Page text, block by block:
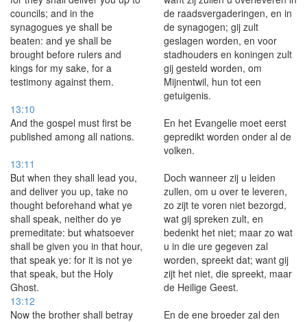
councils; and in the
synagogues ye shall be
beaten: and ye shall be
brought before rulers and
kings for my sake, for a
testimony against them.
de raadsvergaderingen, en in
de synagogen; gij zult
geslagen worden, en voor
stadhouders en koningen zult
gij gesteld worden, om
Mijnentwil, hun tot een
getuigenis.
13:10
And the gospel must first be
published among all nations.
En het Evangelie moet eerst
gepredikt worden onder al de
volken.
13:11
But when they shall lead you,
and deliver you up, take no
thought beforehand what ye
shall speak, neither do ye
premeditate: but whatsoever
shall be given you in that hour,
that speak ye: for it is not ye
that speak, but the Holy
Ghost.
Doch wanneer zij u leiden
zullen, om u over te leveren,
zo zijt te voren niet bezorgd,
wat gij spreken zult, en
bedenkt het niet; maar zo wat
u in die ure gegeven zal
worden, spreekt dat; want gij
zijt het niet, die spreekt, maar
de Heilige Geest.
13:12
Now the brother shall betray
En de ene broeder zal den